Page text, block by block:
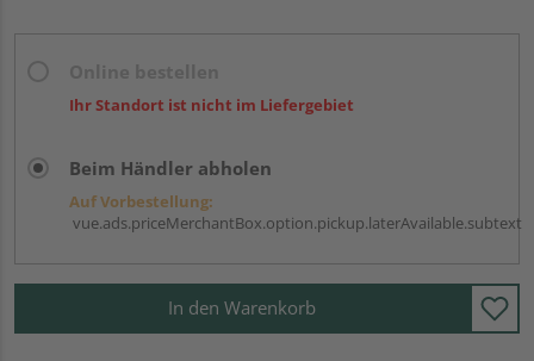
Ihr Standort ist nicht im Liefergebiet
Beim Händler abholen
Auf Vorbestellung:
vue.ads.priceMerchantBox.option.pickup.laterAvailable.subtext
In den Warenkorb